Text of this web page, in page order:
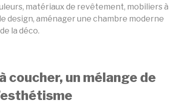
matériaux de revêtement, mobiliers à
design, aménager une chambre moderne
la déco.
coucher, un mélange de